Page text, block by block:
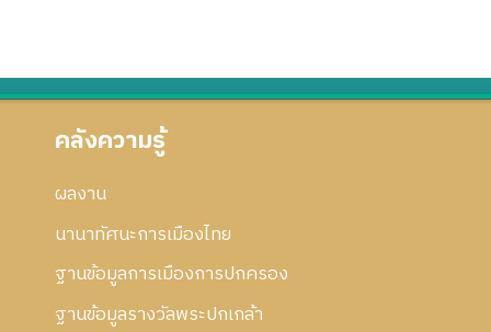
คลังความรู้
ผลงาน
นานาทัศนะการเมืองไทย
ฐานข้อมูลการเมืองการปกครอง
ฐานข้อมูลรางวัลพระปกเกล้า